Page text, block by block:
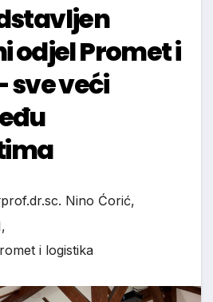
odjel Promet i
sve veći
Nino Ćorić,
,
i logistika